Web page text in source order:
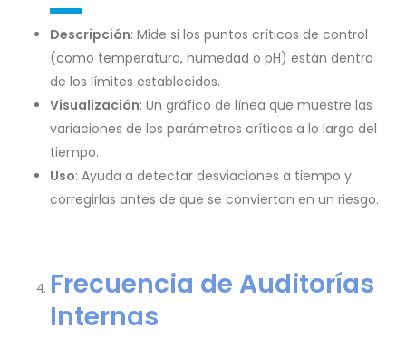
Descripción: Mide si los puntos críticos de control
(como temperatura, humedad o pH) están dentro
de los límites establecidos.
Visualización: Un gráfico de línea que muestre las
variaciones de los parámetros críticos a lo largo del
tiempo.
Uso: Ayuda a detectar desviaciones a tiempo y
corregirlas antes de que se conviertan en un riesgo.
Frecuencia de Auditorías
Internas